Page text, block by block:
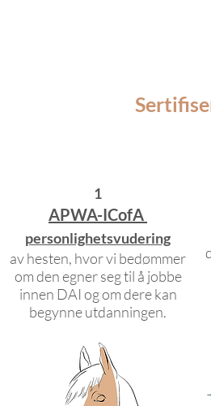
1
APWA-ICofA
personlighetsvudering
av hesten, hvor vi bedømmer
om den egner seg til å jobbe
innen DAI og om dere kan
begynne utdanningen.